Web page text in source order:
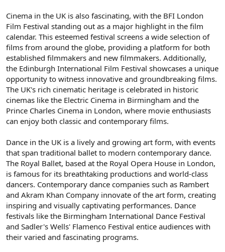
Cinema in the UK is also fascinating, with the BFI London
Film Festival standing out as a major highlight in the film
calendar. This esteemed festival screens a wide selection of
films from around the globe, providing a platform for both
established filmmakers and new filmmakers. Additionally,
the Edinburgh International Film Festival showcases a unique
opportunity to witness innovative and groundbreaking films.
The UK's rich cinematic heritage is celebrated in historic
cinemas like the Electric Cinema in Birmingham and the
Prince Charles Cinema in London, where movie enthusiasts
can enjoy both classic and contemporary films.
Dance in the UK is a lively and growing art form, with events
that span traditional ballet to modern contemporary dance.
The Royal Ballet, based at the Royal Opera House in London,
is famous for its breathtaking productions and world-class
dancers. Contemporary dance companies such as Rambert
and Akram Khan Company innovate of the art form, creating
inspiring and visually captivating performances. Dance
festivals like the Birmingham International Dance Festival
and Sadler's Wells' Flamenco Festival entice audiences with
their varied and fascinating programs.